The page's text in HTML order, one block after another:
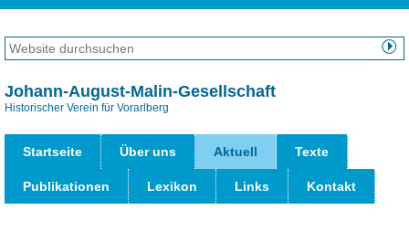
zum
Inhalt
Direkt
zur
Navigation
Website
durchsuchen
Startseite Über uns Aktuell Texte
Publikationen Lexikon Links Kontakt
Johann-August-Malin-Gesellschaft
Historischer Verein für Vorarlberg